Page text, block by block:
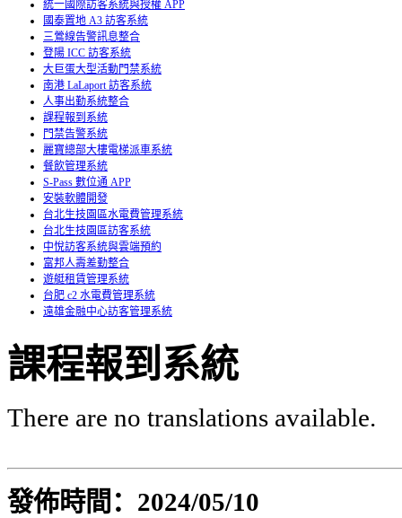
統一國際訪客系統與授權 APP
國泰置地 A3 訪客系統
三鶯線告警訊息整合
登陽 ICC 訪客系統
大巨蛋大型活動門禁系統
南港 LaLaport 訪客系統
人事出勤系統整合
課程報到系統
門禁告警系統
麗寶總部大樓電梯派車系統
餐飲管理系統
S-Pass 數位通 APP
安裝軟體開發
台北生技園區水電費管理系統
台北生技園區訪客系統
中悅訪客系統與雲端預約
富邦人壽差勤整合
遊艇租賃管理系統
台肥 c2 水電費管理系統
遠雄金融中心訪客管理系統
課程報到系統
There are no translations available.
發佈時間：2024/05/10